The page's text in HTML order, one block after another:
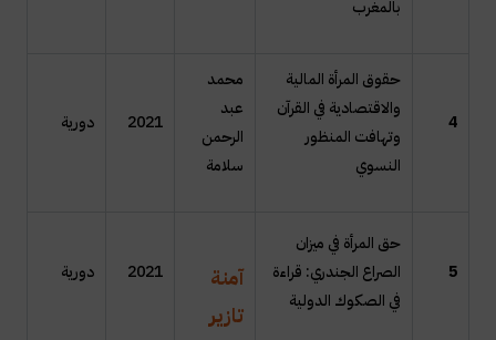
بالمغرب
4
حقوق المرأة المالية
والاقتصادية في القرآن
وتهافت المنظور
النسوي
محمد
عبد
الرحمن
سلامة
2021 دورية
5
حق المرأة في ميزان
الصراع الجندري: قراءة
في الصكوك الدولية
آمنة
تازير
2021 دورية